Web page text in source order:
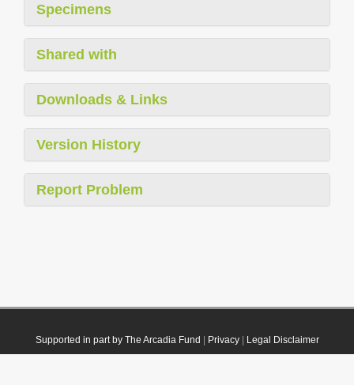
Specimens
Shared with
Downloads & Links
Version History
Report Problem
Supported in part by The Arcadia Fund Privacy| Legal Disclaimer